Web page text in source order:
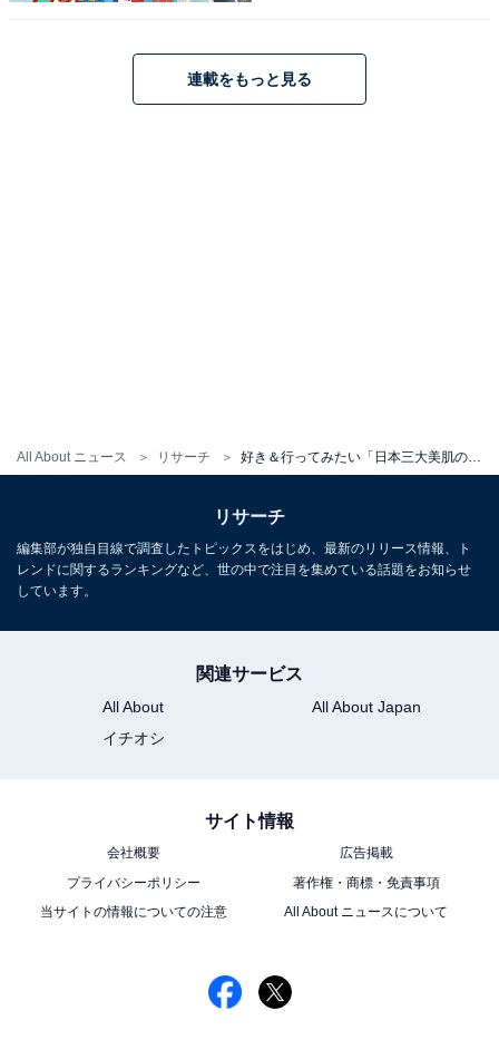
All About ニュース リサーチ 好き＆行ってみたい「日本三大美肌の湯」ランキング！ 2位「喜連川温泉」、1位は？【2025年調査】
連載をもっと見る
リサーチ
編集部が独自目線で調査したトピックスをはじめ、最新のリリース情報、ト
レンドに関するランキングなど、世の中で注目を集めている話題をお知らせ
しています。
関連サービス
All About
All About Japan
イチオシ
サイト情報
会社概要
広告掲載
プライバシーポリシー
著作権・商標・免責事項
当サイトの情報についての注意
All About ニュースについて